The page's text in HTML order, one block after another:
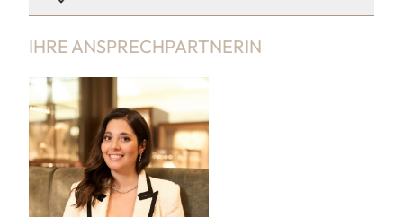
IHRE ANSPRECHPARTNERIN